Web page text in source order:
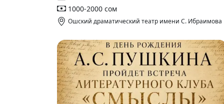
1000-2000 сом
Ошский драматический театр имени С. Ибраимова